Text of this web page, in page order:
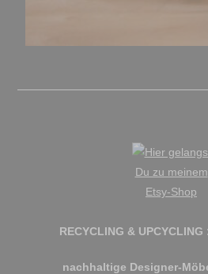
RECYCLING &
nachhaltige Designer-